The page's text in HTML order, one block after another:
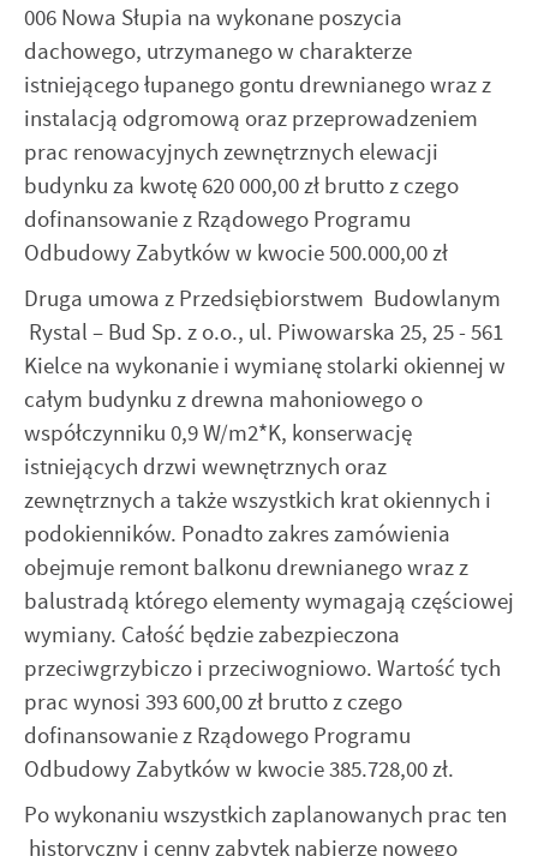
006 Nowa Słupia na wykonane poszycia
dachowego, utrzymanego w charakterze
istniejącego łupanego gontu drewnianego wraz z
instalacją odgromową oraz przeprowadzeniem
prac renowacyjnych zewnętrznych elewacji
budynku za kwotę 620 000,00 zł brutto z czego
dofinansowanie z Rządowego Programu
Odbudowy Zabytków w kwocie 500.000,00 zł
Druga umowa z Przedsiębiorstwem Budowlanym
Rystal – Bud Sp. z o.o., ul. Piwowarska 25, 25 - 561
Kielce na wykonanie i wymianę stolarki okiennej w
całym budynku z drewna mahoniowego o
współczynniku 0,9 W/m2*K, konserwację
istniejących drzwi wewnętrznych oraz
zewnętrznych a także wszystkich krat okiennych i
podokienników. Ponadto zakres zamówienia
obejmuje remont balkonu drewnianego wraz z
balustradą którego elementy wymagają częściowej
wymiany. Całość będzie zabezpieczona
przeciwgrzybiczo i przeciwogniowo. Wartość tych
prac wynosi 393 600,00 zł brutto z czego
dofinansowanie z Rządowego Programu
Odbudowy Zabytków w kwocie 385.728,00 zł.
Po wykonaniu wszystkich zaplanowanych prac ten
historyczny i cenny zabytek nabierze nowego